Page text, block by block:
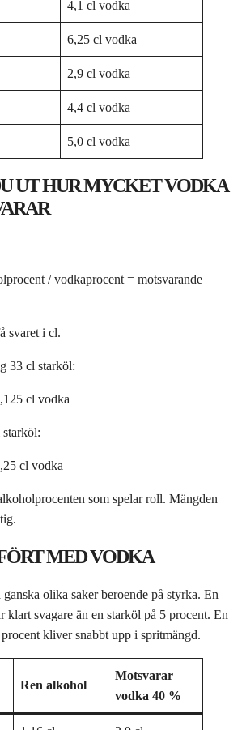
4,1 cl vodka
6,25 cl vodka
2,9 cl vodka
4,4 cl vodka
5,0 cl vodka
UT HUR MYCKET VODKA
/ vodkaprocent = motsvarande
svaret i cl.
33 cl starköl:
cl vodka
cl vodka
som spelar roll. Mängden
MED VODKA
olika saker beroende på styrka. En
klart svagare än en starköl på 5 procent. En
kliver snabbt upp i spritmängd.
Ren alkohol
Motsvarar
vodka 40 %